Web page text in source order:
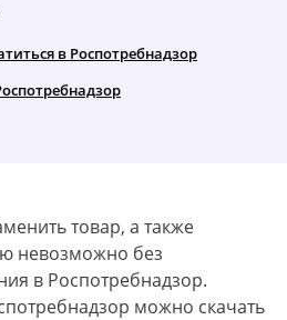
в Роспотребнадзор
товар, а также
невозможно без
в Роспотребнадзор.
можно скачать